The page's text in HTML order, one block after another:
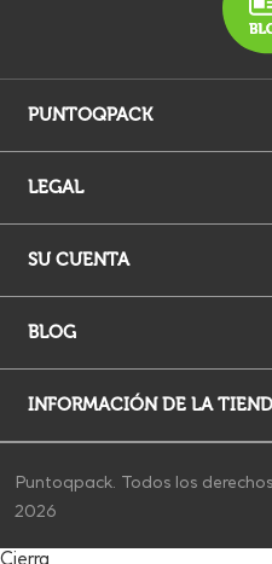
PUNTOQPACK
LEGAL
SU CUENTA
BLOG
INFORMACIÓN DE LA
Puntoqpack. Todos los
2026
Cierra